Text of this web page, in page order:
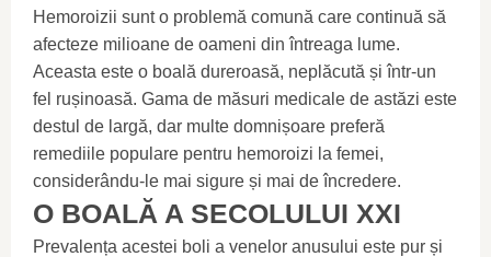
Hemoroizii sunt o problemă comună care continuă să
afecteze milioane de oameni din întreaga lume.
Aceasta este o boală dureroasă, neplăcută și într-un
fel rușinoasă. Gama de măsuri medicale de astăzi este
destul de largă, dar multe domnișoare preferă
remediile populare pentru hemoroizi la femei,
considerându-le mai sigure și mai de încredere.
O BOALĂ A SECOLULUI XXI
Prevalența acestei boli a venelor anusului este pur și